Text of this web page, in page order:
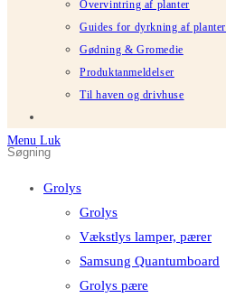
Overvintring af planter
Guides for dyrkning af planter
Gødning & Gromedie
Produktanmeldelser
Til haven og drivhuse
Menu Luk
Søg
hjemmeside
at
lukke
Grolys
Grolys
Vækstlys lamper, pærer
Samsung Quantumboard
Grolys pære